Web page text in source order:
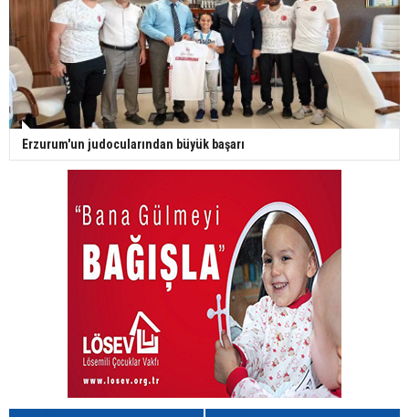
Erzurum'un judocularından büyük başarı